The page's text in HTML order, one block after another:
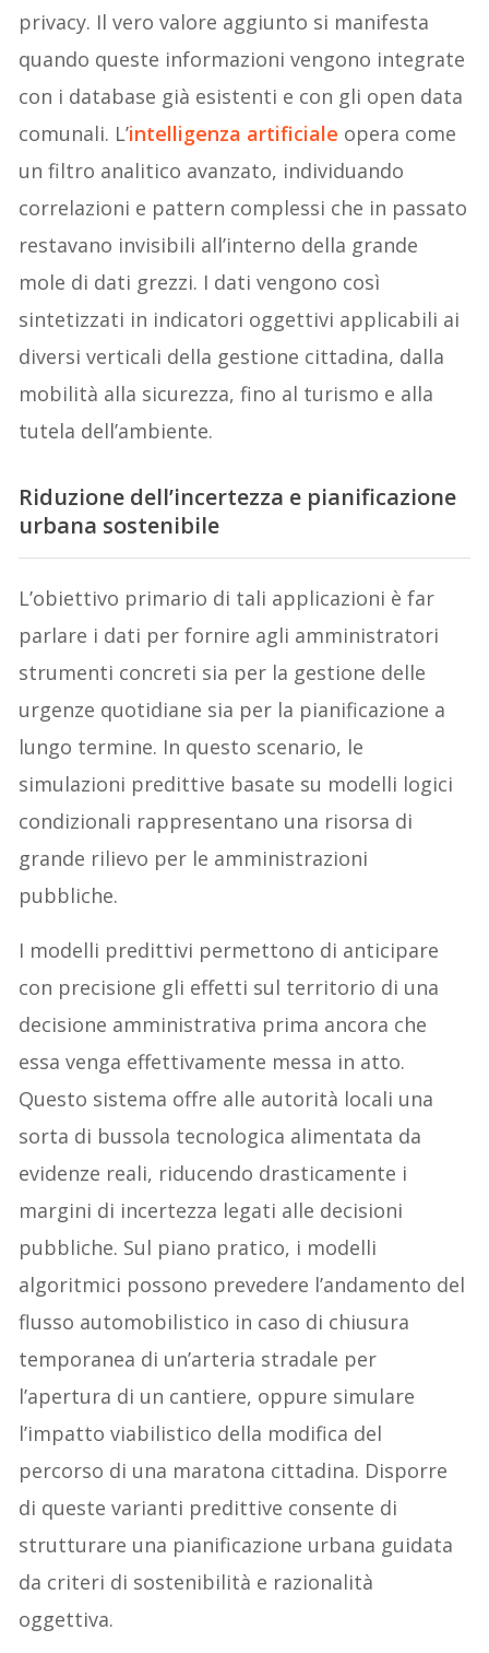
privacy. Il vero valore aggiunto si manifesta
quando queste informazioni vengono integrate
con i database già esistenti e con gli open data
comunali. L’intelligenza artificiale opera come
un filtro analitico avanzato, individuando
correlazioni e pattern complessi che in passato
restavano invisibili all’interno della grande
mole di dati grezzi. I dati vengono così
sintetizzati in indicatori oggettivi applicabili ai
diversi verticali della gestione cittadina, dalla
mobilità alla sicurezza, fino al turismo e alla
tutela dell’ambiente.
Riduzione dell’incertezza e pianificazione
urbana sostenibile
L’obiettivo primario di tali applicazioni è far
parlare i dati per fornire agli amministratori
strumenti concreti sia per la gestione delle
urgenze quotidiane sia per la pianificazione a
lungo termine. In questo scenario, le
simulazioni predittive basate su modelli logici
condizionali rappresentano una risorsa di
grande rilievo per le amministrazioni
pubbliche.
I modelli predittivi permettono di anticipare
con precisione gli effetti sul territorio di una
decisione amministrativa prima ancora che
essa venga effettivamente messa in atto.
Questo sistema offre alle autorità locali una
sorta di bussola tecnologica alimentata da
evidenze reali, riducendo drasticamente i
margini di incertezza legati alle decisioni
pubbliche. Sul piano pratico, i modelli
algoritmici possono prevedere l’andamento del
flusso automobilistico in caso di chiusura
temporanea di un’arteria stradale per
l’apertura di un cantiere, oppure simulare
l’impatto viabilistico della modifica del
percorso di una maratona cittadina. Disporre
di queste varianti predittive consente di
strutturare una pianificazione urbana guidata
da criteri di sostenibilità e razionalità
oggettiva.